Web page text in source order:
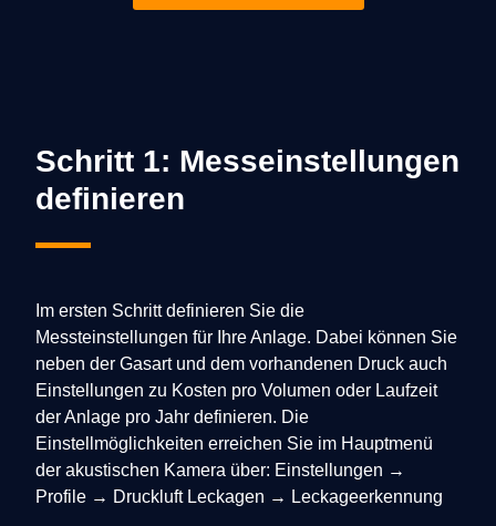
Schritt 1: Messeinstellungen
definieren
Im ersten Schritt definieren Sie die
Messteinstellungen für Ihre Anlage. Dabei können Sie
neben der Gasart und dem vorhandenen Druck auch
Einstellungen zu Kosten pro Volumen oder Laufzeit
der Anlage pro Jahr definieren. Die
Einstellmöglichkeiten erreichen Sie im Hauptmenü
der akustischen Kamera über: Einstellungen →
Profile → Druckluft Leckagen → Leckageerkennung